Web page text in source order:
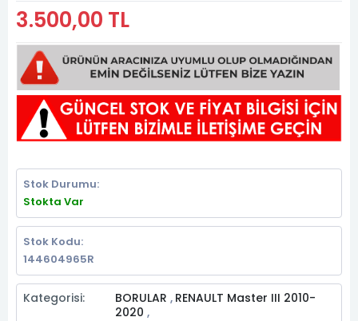
3.500,00 TL
Stok Durumu:
Stokta Var
Stok Kodu:
144604965R
Kategorisi: BORULAR , RENAULT Master III 2010-
2020 ,